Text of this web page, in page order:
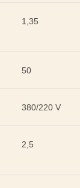
1,35
50
380/220 V
2,5